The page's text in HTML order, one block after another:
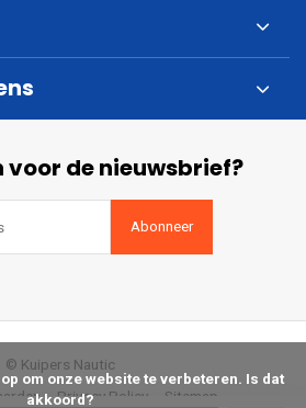
de nieuwsbrief?
Abonneer
Privacy Policy Sitemap
© Kuipers Nautic
akkoord?